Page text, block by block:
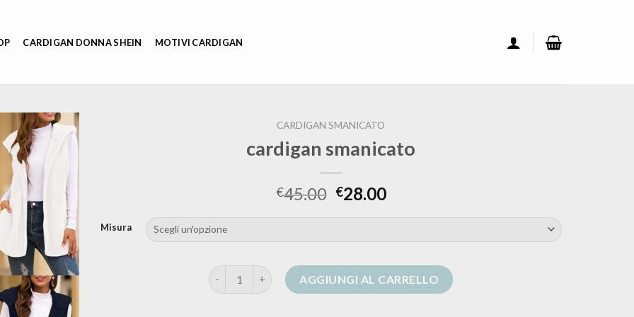
CARDIGAN DONNA SHEIN MOTIVI CARDIGAN
CARDIGAN SMANICATO
cardigan smanicato
€45.00 €28.00
Misura
cardigan smanicato quantitàAGGIUNGI AL CARRELLO